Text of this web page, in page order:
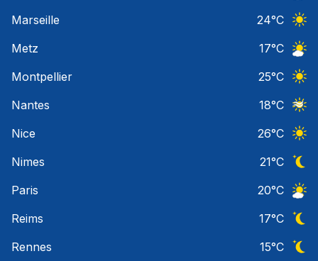
Marseille
24°C
Metz
17°C
Montpellier
25°C
Nantes
18°C
Nice
26°C
Nimes
21°C
Paris
20°C
Reims
17°C
Rennes
15°C